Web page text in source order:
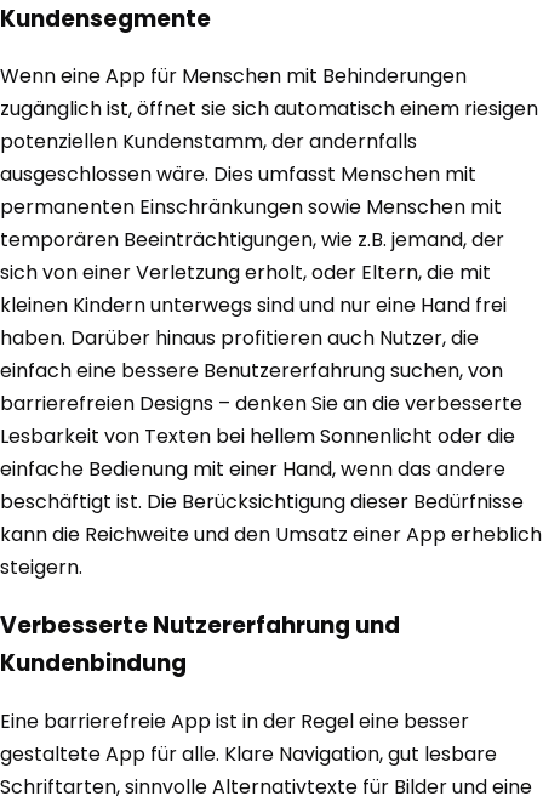
Kundensegmente
Wenn eine App für Menschen mit Behinderungen
zugänglich ist, öffnet sie sich automatisch einem riesigen
potenziellen Kundenstamm, der andernfalls
ausgeschlossen wäre. Dies umfasst Menschen mit
permanenten Einschränkungen sowie Menschen mit
temporären Beeinträchtigungen, wie z.B. jemand, der
sich von einer Verletzung erholt, oder Eltern, die mit
kleinen Kindern unterwegs sind und nur eine Hand frei
haben. Darüber hinaus profitieren auch Nutzer, die
einfach eine bessere Benutzererfahrung suchen, von
barrierefreien Designs – denken Sie an die verbesserte
Lesbarkeit von Texten bei hellem Sonnenlicht oder die
einfache Bedienung mit einer Hand, wenn das andere
beschäftigt ist. Die Berücksichtigung dieser Bedürfnisse
kann die Reichweite und den Umsatz einer App erheblich
steigern.
Verbesserte Nutzererfahrung und
Kundenbindung
Eine barrierefreie App ist in der Regel eine besser
gestaltete App für alle. Klare Navigation, gut lesbare
Schriftarten, sinnvolle Alternativtexte für Bilder und eine